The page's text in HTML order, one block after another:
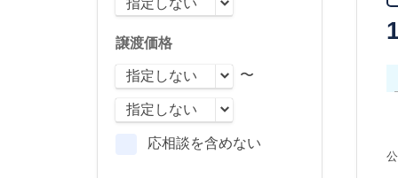
譲渡価格
〜
応相談を含めない